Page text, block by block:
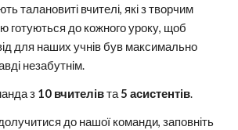
талановиті вчителі, які з творчим
готуються до кожного уроку, щоб
для наших учнів був максимально
незабутнім.
з 10 вчителівта 5 асистентів.
до нашої команди, заповніть